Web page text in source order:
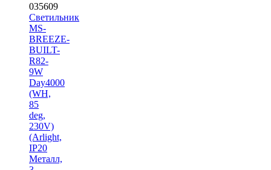
035609
Светильник
MS-
BREEZE-
BUILT-
R82-
9W
Day4000
(WH,
85
deg,
230V)
(Arlight,
IP20
Металл,